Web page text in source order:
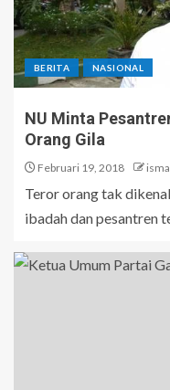
BERITA NASIONAL
NU Minta
Orang Gila
Februari 19, 2018
Teror orang tak
ibadah dan pesantren